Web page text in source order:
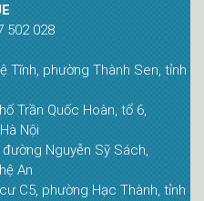
502 028
Tĩnh, phường Thành Sen, tỉnh
Trần Quốc Hoàn, tổ 6,
Nội
Nguyễn Sỹ Sách,
An
C5, phường Hạc Thành, tỉnh